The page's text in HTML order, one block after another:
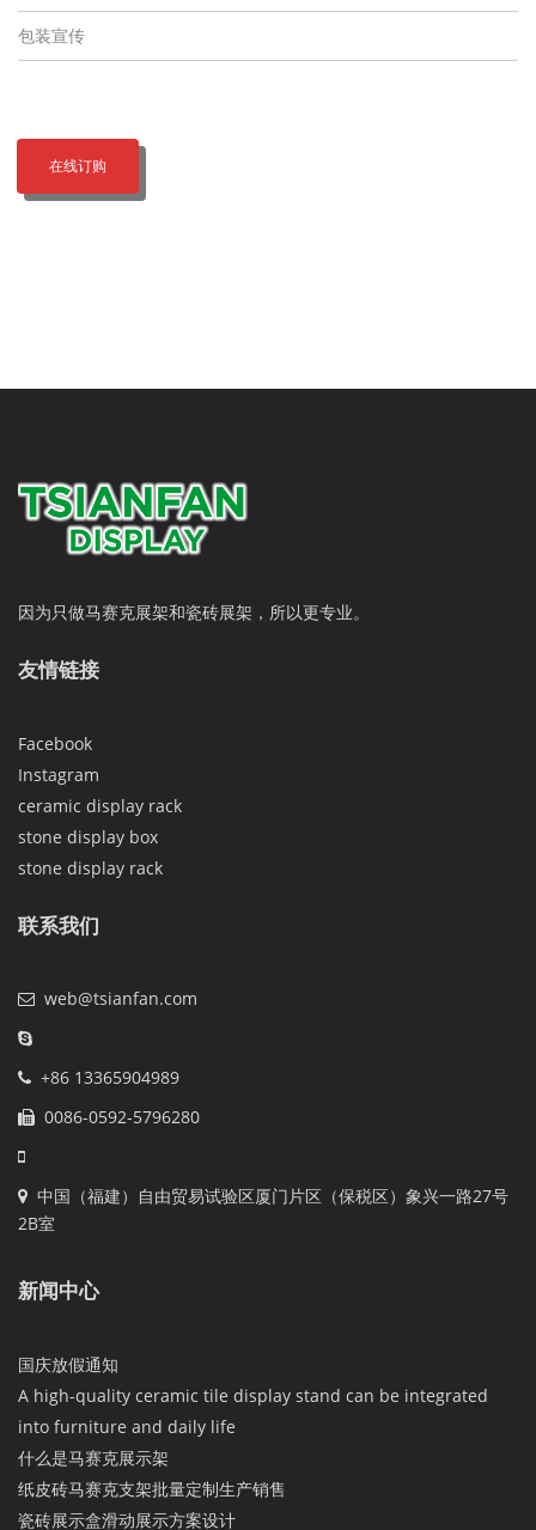
包装宣传
在线订购
因为只做马赛克展架和瓷砖展架，所以更专业。
友情链接
Facebook
Instagram
ceramic display rack
stone display box
stone display rack
联系我们
web@tsianfan.com
+86 13365904989
0086-0592-5796280
中国（福建）自由贸易试验区厦门片区（保税区）象兴一路27号
2B室
新闻中心
国庆放假通知
A high-quality ceramic tile display stand can be integrated
into furniture and daily life
什么是马赛克展示架
纸皮砖马赛克支架批量定制生产销售
瓷砖展示盒滑动展示方案设计